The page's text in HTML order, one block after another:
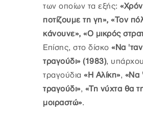
των οποίων τα εξής:
ποτίζουμε τη γη», «Τον
κάνουνε», «Ο μικρός
Επίσης, στο δίσκο «Να
τραγούδι» (1983),
τραγούδια «Η Αλίκη», «Να
τραγούδι», «Τη νύχτα θα
μοιραστώ».